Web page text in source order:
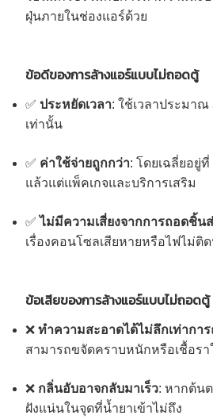
ฝุ่นภายในช่องแอร์ด้วย
ข้อดีของการล้างแอร์แบบไม่ถอดตู้
✅ ประหยัดเวลา: ใช้เวลาประมาณ
เท่านั้น
✅ ค่าใช้จ่ายถูกกว่า: โดยเฉลี่ยอยู่
แล้วแต่แพ็คเกจและบริการเสริม
✅ไม่มีความเสี่ยงจากการถอดชิ้น
เรื่องคอนโซลเสียหายหรือไฟไม่ติ
ข้อเสียของการล้างแอร์แบบไม่ถอดตู้
❌ ทำความสะอาดได้ไม่ลึกเท่ากา
สามารถขจัดคราบหนักหรือเชื้อร
❌ กลิ่นอับอาจกลับมาเร็ว: หากต้น
ฝังแน่นในจุดที่น้ำยาเข้าไม่ถึง